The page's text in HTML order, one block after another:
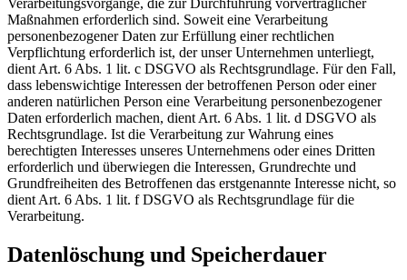
Verarbeitungsvorgänge, die zur Durchführung vorvertraglicher
Maßnahmen erforderlich sind. Soweit eine Verarbeitung
personenbezogener Daten zur Erfüllung einer rechtlichen
Verpflichtung erforderlich ist, der unser Unternehmen unterliegt,
dient Art. 6 Abs. 1 lit. c DSGVO als Rechtsgrundlage. Für den Fall,
dass lebenswichtige Interessen der betroffenen Person oder einer
anderen natürlichen Person eine Verarbeitung personenbezogener
Daten erforderlich machen, dient Art. 6 Abs. 1 lit. d DSGVO als
Rechtsgrundlage. Ist die Verarbeitung zur Wahrung eines
berechtigten Interesses unseres Unternehmens oder eines Dritten
erforderlich und überwiegen die Interessen, Grundrechte und
Grundfreiheiten des Betroffenen das erstgenannte Interesse nicht, so
dient Art. 6 Abs. 1 lit. f DSGVO als Rechtsgrundlage für die
Verarbeitung.
Datenlöschung und Speicherdauer